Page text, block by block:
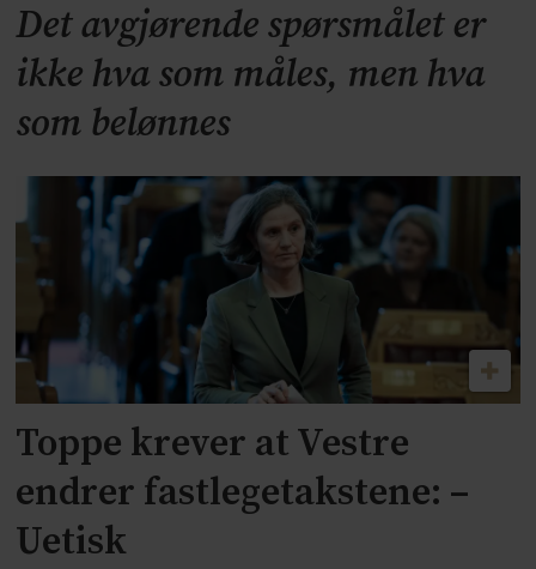
Det avgjørende spørsmålet er
ikke hva som måles, men hva
som belønnes
Toppe krever at Vestre
endrer fastlegetakstene: –
Uetisk